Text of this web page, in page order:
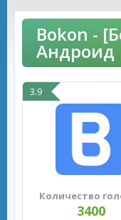
Bokon -
Андроид
3.9
Количество
3400